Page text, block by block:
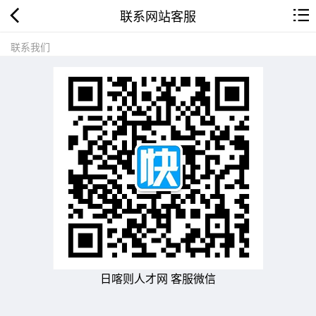
联系网站客服
联系我们
日喀则人才网 客服微信